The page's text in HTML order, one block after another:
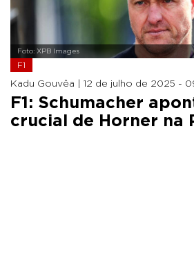
Foto: XPB Images
F1
Kadu Gouvêa | 12 de julho de 2025 -
F1: Schumacher
crucial de Horner na